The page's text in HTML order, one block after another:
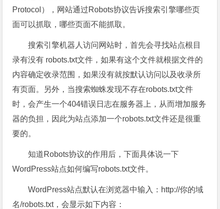
Protocol），网站通过Robots协议告诉搜索引擎哪些页
面可以抓取，哪些页面不能抓取。
搜索引擎机器人访问网站时，首先会寻找站点根目
录有没有 robots.txt文件，如果有这个文件就根据文件的
内容确定收录范围，如果没有就按默认访问以及收录所
有页面。另外，当搜索蜘蛛发现不存在robots.txt文件
时，会产生一个404错误日志在服务器上，从而增加服务
器的负担，因此为站点添加一个robots.txt文件还是很重
要的。
知道Robots协议的作用后，下面具体说一下
WordPress站点如何编写robots.txt文件。
WordPress站点默认在浏览器中输入：http://你的域
名/robots.txt，会显示如下内容：